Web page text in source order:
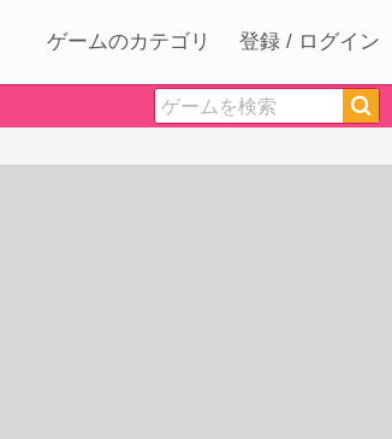
ゲームのカテゴリ 登録 / ログイン